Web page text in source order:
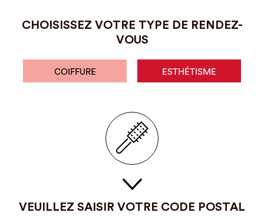
CHOISISSEZ VOTRE TYPE DE RENDEZ-
VOUS
COIFFURE ESTHÉTISME
VEUILLEZ SAISIR VOTRE CODE POSTAL